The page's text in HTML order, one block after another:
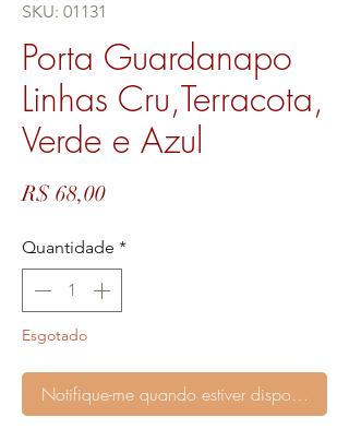
SKU: 01131
Porta Guardanapo
Linhas Cru,Terracota,
Verde e Azul
R$ 68,00Preço
Quantidade *
Esgotado
Notifique-me quando estiver disponível